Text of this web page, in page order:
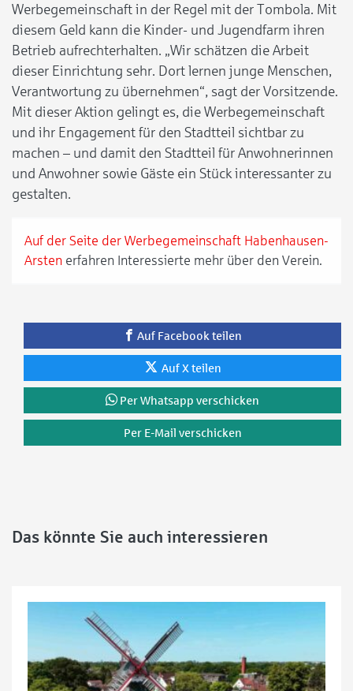
Werbegemeinschaft in der Regel mit der Tombola. Mit
diesem Geld kann die Kinder- und Jugendfarm ihren
Betrieb aufrechterhalten. „Wir schätzen die Arbeit
dieser Einrichtung sehr. Dort lernen junge Menschen,
Verantwortung zu übernehmen“, sagt der Vorsitzende.
Mit dieser Aktion gelingt es, die Werbegemeinschaft
und ihr Engagement für den Stadtteil sichtbar zu
machen – und damit den Stadtteil für Anwohnerinnen
und Anwohner sowie Gäste ein Stück interessanter zu
gestalten.
Auf der Seite der Werbegemeinschaft Habenhausen-
Arsten erfahren Interessierte mehr über den Verein.
Auf Facebook teilen
Auf X teilen
Per Whatsapp verschicken
Per E-Mail verschicken
Das könnte Sie auch interessieren